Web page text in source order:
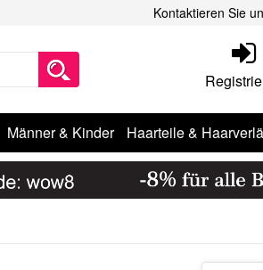
Kontaktieren Sie
Männer & Kinder Haarteile &